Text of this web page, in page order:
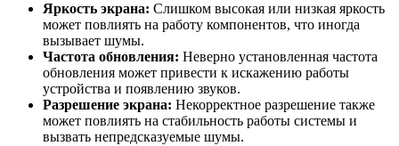
Яркость экрана: Слишком высокая или низкая яркость
может повлиять на работу компонентов, что иногда
вызывает шумы.
Частота обновления: Неверно установленная частота
обновления может привести к искажению работы
устройства и появлению звуков.
Разрешение экрана: Некорректное разрешение также
может повлиять на стабильность работы системы и
вызвать непредсказуемые шумы.